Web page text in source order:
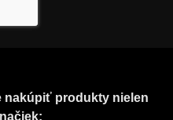
nakúpiť produkty nielen